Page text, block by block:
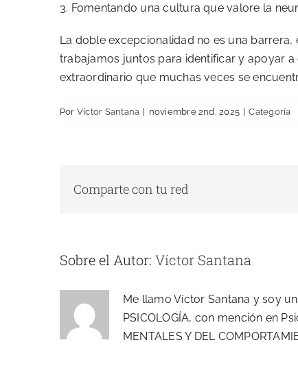
3. Fomentando una cultura que valore la
La doble excepcionalidad no es una
trabajamos juntos para identificar y apoyar
extraordinario que muchas veces se
Por Víctor Santana | noviembre 2nd, 2025 | Categoría
Comparte con tu red
Sobre el Autor: Víctor Santana
Me llamo Víctor Santana y soy
PSICOLOGÍA, con mención en
MENTALES Y DEL
ALTAS CAPACIDADES: